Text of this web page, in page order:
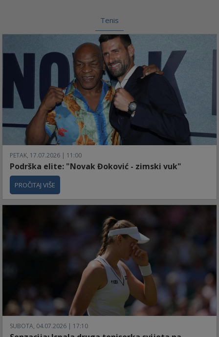
Tenis
PETAK, 17.07.2026 | 11:00
Podrška elite: "Novak Đoković - zimski vuk"
PROČITAJ VIŠE
SUBOTA, 04.07.2026 | 17:10